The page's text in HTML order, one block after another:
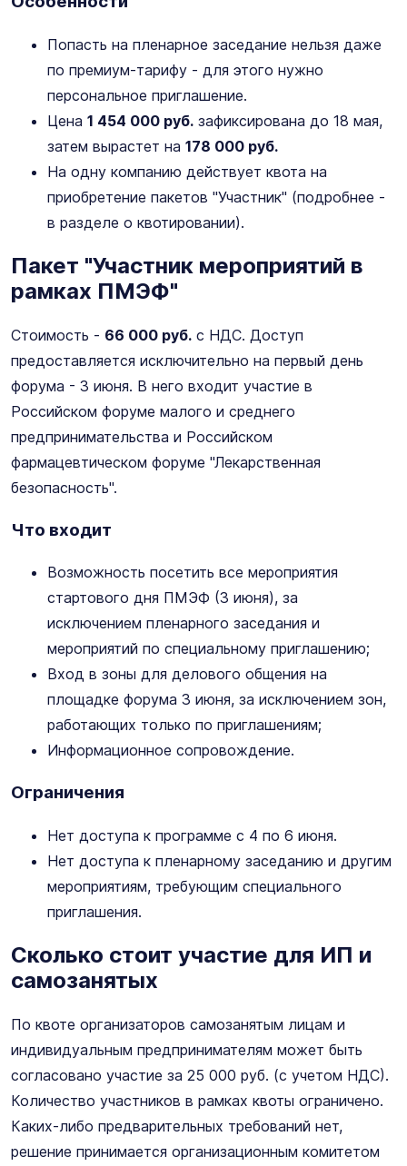
Попасть на пленарное заседание нельзя даже
по премиум-тарифу - для этого нужно
персональное приглашение.
Цена 1 454 000 руб. зафиксирована до 18 мая,
затем вырастет на 178 000 руб.
На одну компанию действует квота на
приобретение пакетов "Участник" (подробнее -
в разделе о квотировании).
Пакет "Участник мероприятий в
рамках ПМЭФ"
Стоимость - 66 000 руб. с НДС. Доступ
предоставляется исключительно на первый день
форума - 3 июня. В него входит участие в
Российском форуме малого и среднего
предпринимательства и Российском
фармацевтическом форуме "Лекарственная
безопасность".
Что входит
Возможность посетить все мероприятия
стартового дня ПМЭФ (3 июня), за
исключением пленарного заседания и
мероприятий по специальному приглашению;
Вход в зоны для делового общения на
площадке форума 3 июня, за исключением зон,
работающих только по приглашениям;
Информационное сопровождение.
Ограничения
Нет доступа к программе с 4 по 6 июня.
Нет доступа к пленарному заседанию и другим
мероприятиям, требующим специального
приглашения.
Сколько стоит участие для ИП и
самозанятых
По квоте организаторов самозанятым лицам и
индивидуальным предпринимателям может быть
согласовано участие за 25 000 руб. (с учетом НДС).
Количество участников в рамках квоты ограничено.
Каких-либо предварительных требований нет,
решение принимается организационным комитетом